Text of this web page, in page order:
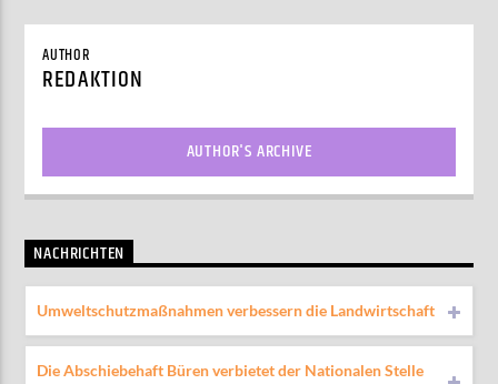
AUTHOR
REDAKTION
AUTHOR'S ARCHIVE
NACHRICHTEN
Umweltschutzmaßnahmen verbessern die Landwirtschaft
Die Abschiebehaft Büren verbietet der Nationalen Stelle